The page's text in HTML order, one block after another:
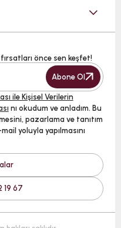
önce sen keşfet!
Abone Ol
ile Kişisel Verilerin
nı okudum ve anladım. Bu
pazarlama ve tanıtım
yoluyla yapılmasını
19 67